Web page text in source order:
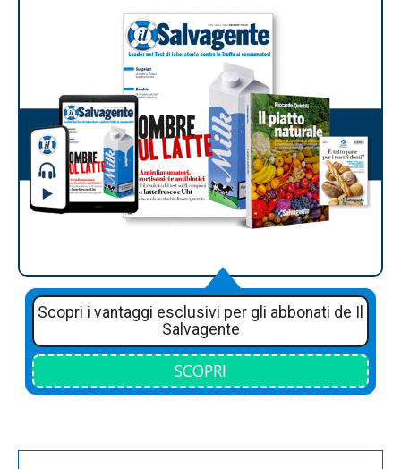
Scopri i vantaggi esclusivi per gli abbonati de Il
Salvagente
SCOPRI